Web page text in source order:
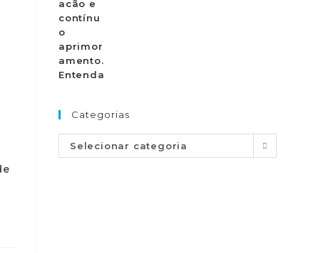
Categorias
Selecionar categoria